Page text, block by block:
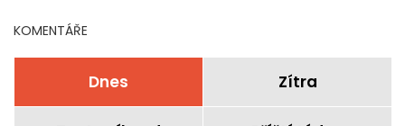
KOMENTÁŘE
Dnes Zítra